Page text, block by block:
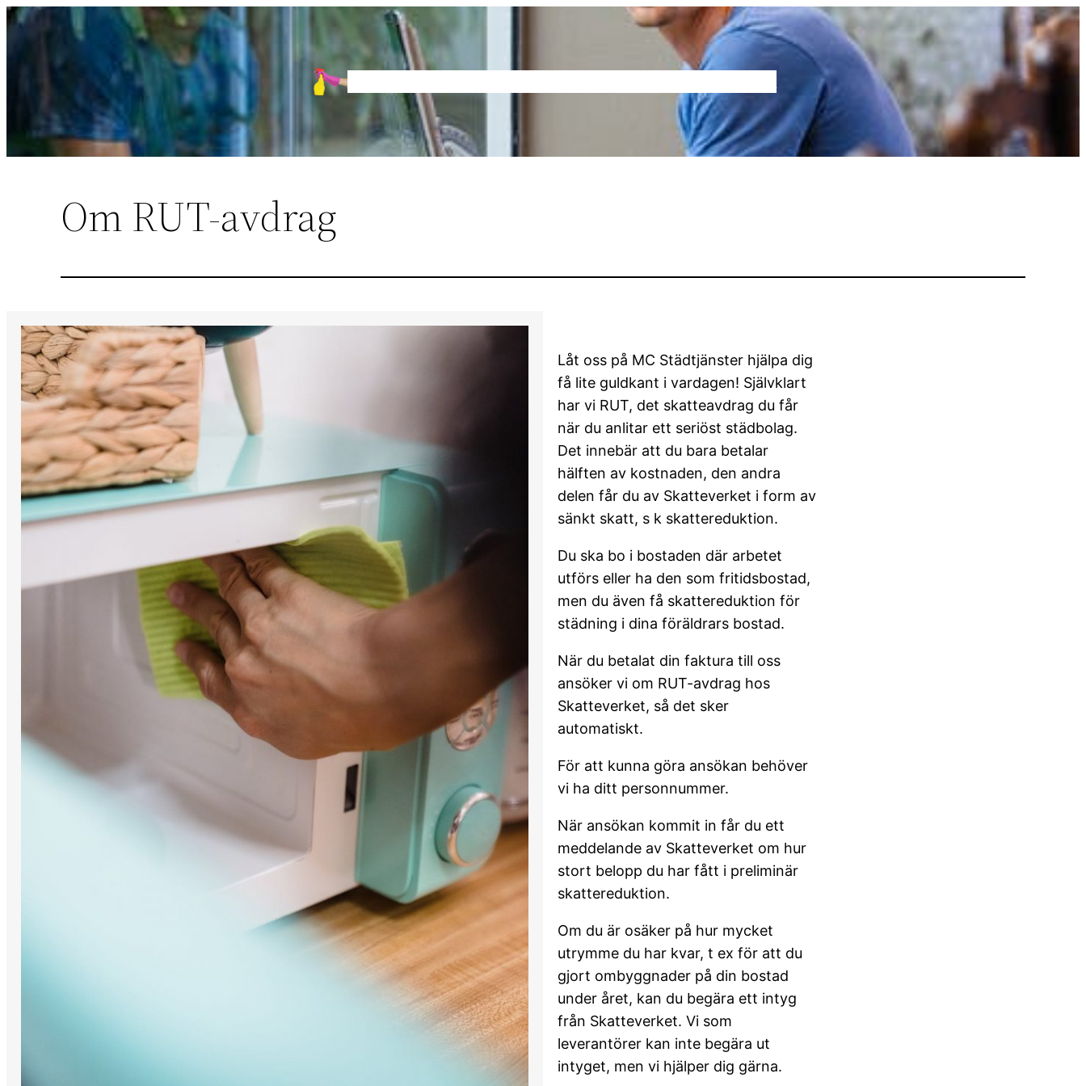
Sari
Hem
Om RUT-avdrag
Låt oss på MC Städtjänster hjälpa dig
få lite guldkant i vardagen! Självklart
har vi RUT, det skatteavdrag du får
när du anlitar ett seriöst städbolag.
Det innebär att du bara betalar
hälften av kostnaden, den andra
delen får du av Skatteverket i form av
sänkt skatt, s k skattereduktion.
Du ska bo i bostaden där arbetet
utförs eller ha den som fritidsbostad,
men du även få skattereduktion för
städning i dina föräldrars bostad.
När du betalat din faktura till oss
ansöker vi om RUT-avdrag hos
Skatteverket, så det sker
automatiskt.
För att kunna göra ansökan behöver
vi ha ditt personnummer.
När ansökan kommit in får du ett
meddelande av Skatteverket om hur
stort belopp du har fått i preliminär
skattereduktion.
Om du är osäker på hur mycket
utrymme du har kvar, t ex för att du
gjort ombyggnader på din bostad
under året, kan du begära ett intyg
från Skatteverket. Vi som
leverantörer kan inte begära ut
intyget, men vi hjälper dig gärna.